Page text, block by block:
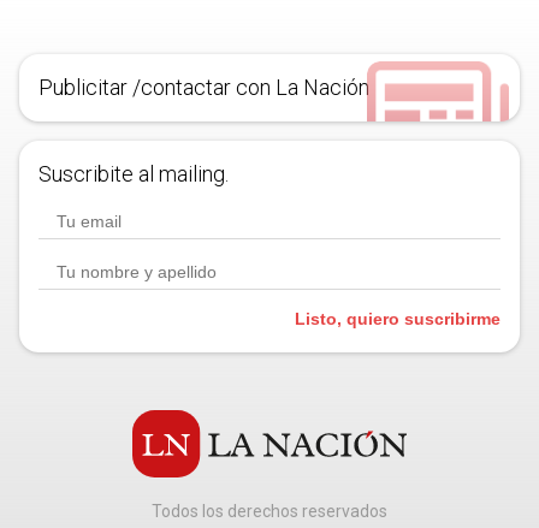
Publicitar /contactar con La Nación
Suscribite al mailing.
Listo, quiero suscribirme
Todos los derechos reservados